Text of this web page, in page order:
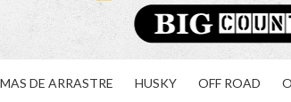
DE ARRASTRE HUSKY OFF ROAD